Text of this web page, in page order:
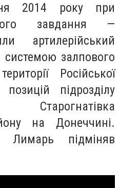
2014 року при
завдання —
артилерійський
системою залпового
Російської
підрозділу
на Донеччині.
підміняв